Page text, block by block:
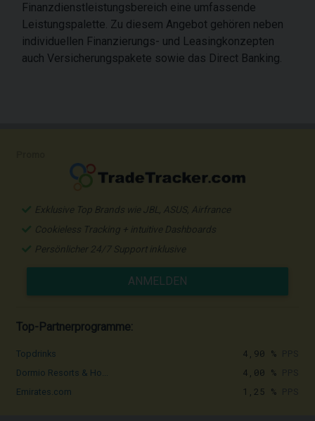
Finanzdienstleistungsbereich eine umfassende
Leistungspalette. Zu diesem Angebot gehören neben
individuellen Finanzierungs- und Leasingkonzepten
auch Versicherungspakete sowie das Direct Banking.
Exklusive Top Brands wie JBL, ASUS, Airfrance
Cookieless Tracking + intuitive Dashboards
Persönlicher 24/7 Support inklusive
ANMELDEN
Top-Partnerprogramme:
Topdrinks 4,90 %
Dormio Resorts & Ho... 4,00 %
Emirates.com 1,25 %